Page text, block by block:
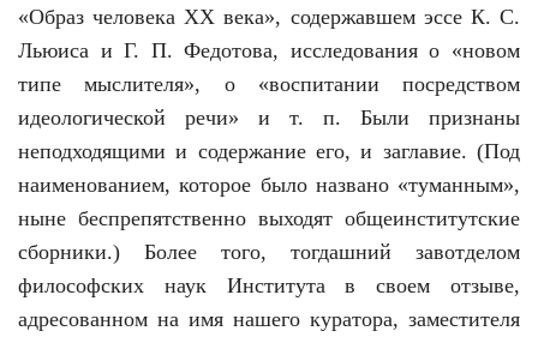
«Образ человека ХХ века», содержавшем эссе К. С.
Льюиса и Г. П. Федотова, исследования о «новом
типе мыслителя», о «воспитании посредством
идеологической речи» и т. п. Были признаны
неподходящими и содержание его, и заглавие. (Под
наименованием, которое было названо «туманным»,
ныне беспрепятственно выходят общеинститутские
сборники.) Более того, тогдашний завотделом
философских наук Института в своем отзыве,
адресованном на имя нашего куратора, заместителя